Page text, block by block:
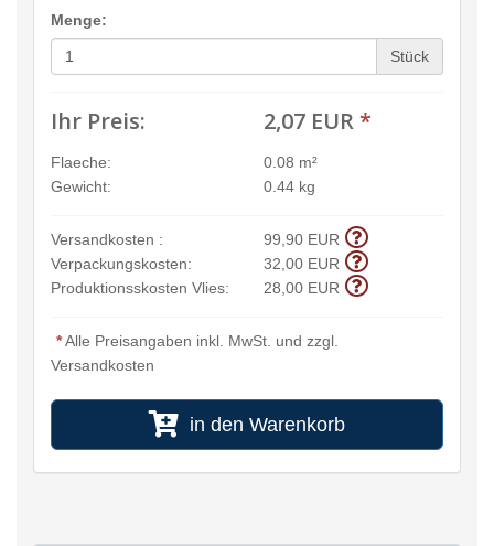
Menge:
Stück
Ihr Preis: 2,07 EUR*
Flaeche:
0.08 m²
Gewicht:
0.44 kg
Versandkosten :
99,90 EUR
Verpackungskosten:
32,00 EUR
Produktionsskosten Vlies:
28,00 EUR
*Alle Preisangaben inkl. MwSt. und zzgl.
Versandkosten
in den Warenkorb